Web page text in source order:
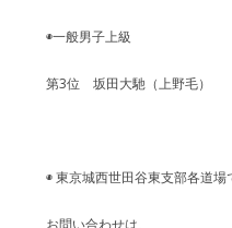
◉一般男子上級
第3位 坂田大馳（上野毛）
◉ 東京城西世田谷東支部各道
お問い合わせは、